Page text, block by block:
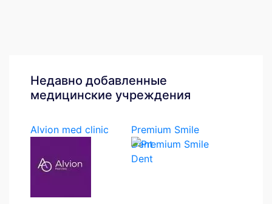
Недавно добавленные
медицинские учреждения
Alvion med clinic
Premium Smile
Dent